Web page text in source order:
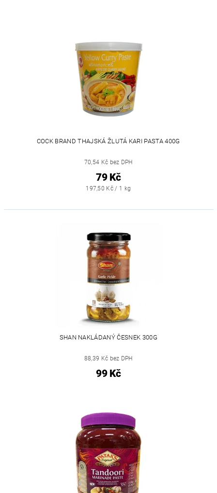
COCK BRAND THAJSKÁ ŽLUTÁ KARI PASTA 400G
70,54 Kč bez DPH
79 Kč
197,50 Kč / 1 kg
SHAN NAKLÁDANÝ ČESNEK 300G
88,39 Kč bez DPH
99 Kč